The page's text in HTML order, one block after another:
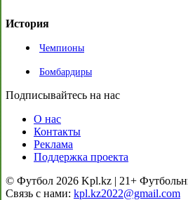
История
Чемпионы
Бомбардиры
Подписывайтесь на нас
О нас
Контакты
Реклама
Поддержка проекта
© Футбол 2026 Kpl.kz | 21+
Связь с нами: kpl.kz2022@gmail.com